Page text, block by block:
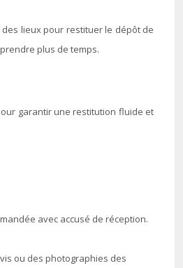
lieux pour restituer le dépôt de
plus de temps.
garantir une restitution fluide et
avec accusé de réception.
ou des photographies des